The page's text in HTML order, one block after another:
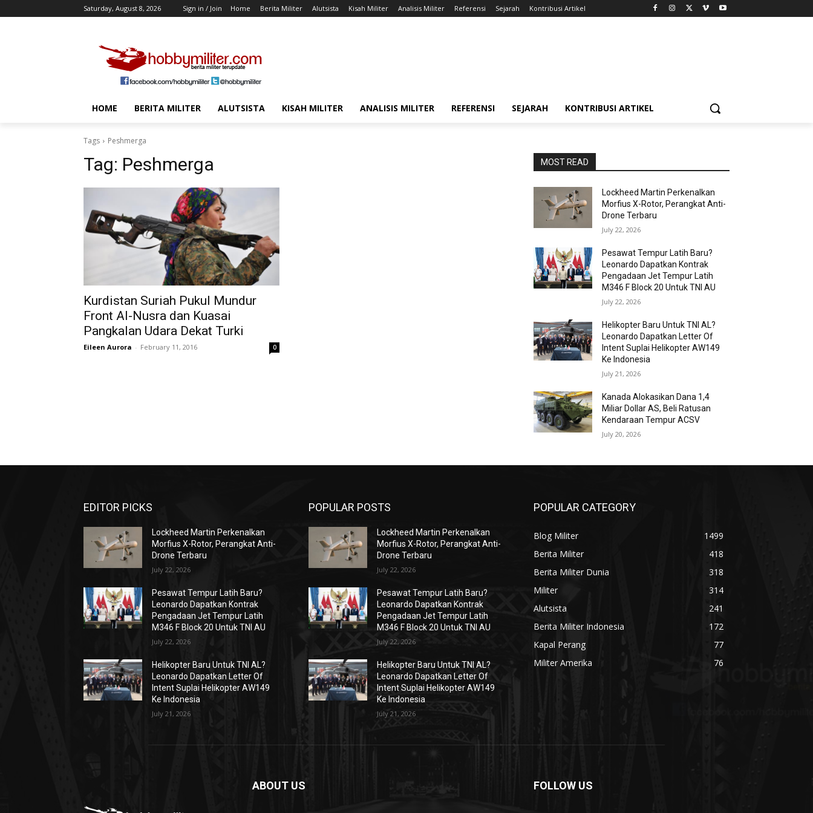
Saturday, August 8, 2026 Sign in / Join Home Berita Militer Alutsista Kisah Militer Analisis Militer Referensi Sejarah Kontribusi Artikel
HOME BERITA MILITER ALUTSISTA KISAH MILITER ANALISIS MILITER REFERENSI SEJARAH KONTRIBUSI ARTIKEL
Tags Peshmerga
Tag: Peshmerga
Kurdistan Suriah Pukul Mundur
Front Al-Nusra dan Kuasai
Pangkalan Udara Dekat Turki
Eileen Aurora - February 11, 2016 0
MOST READ
Lockheed Martin Perkenalkan
Morfius X-Rotor, Perangkat Anti-
Drone Terbaru
July 22, 2026
Pesawat Tempur Latih Baru?
Leonardo Dapatkan Kontrak
Pengadaan Jet Tempur Latih
M346 F Block 20 Untuk TNI AU
July 22, 2026
Helikopter Baru Untuk TNI AL?
Leonardo Dapatkan Letter Of
Intent Suplai Helikopter AW149
Ke Indonesia
July 21, 2026
Kanada Alokasikan Dana 1,4
Miliar Dollar AS, Beli Ratusan
Kendaraan Tempur ACSV
July 20, 2026
EDITOR PICKS
Lockheed Martin Perkenalkan
Morfius X-Rotor, Perangkat Anti-
Drone Terbaru
July 22, 2026
Pesawat Tempur Latih Baru?
Leonardo Dapatkan Kontrak
Pengadaan Jet Tempur Latih
M346 F Block 20 Untuk TNI AU
July 22, 2026
Helikopter Baru Untuk TNI AL?
Leonardo Dapatkan Letter Of
Intent Suplai Helikopter AW149
Ke Indonesia
July 21, 2026
POPULAR POSTS
Lockheed Martin Perkenalkan
Morfius X-Rotor, Perangkat Anti-
Drone Terbaru
July 22, 2026
Pesawat Tempur Latih Baru?
Leonardo Dapatkan Kontrak
Pengadaan Jet Tempur Latih
M346 F Block 20 Untuk TNI AU
July 22, 2026
Helikopter Baru Untuk TNI AL?
Leonardo Dapatkan Letter Of
Intent Suplai Helikopter AW149
Ke Indonesia
July 21, 2026
POPULAR CATEGORY
Blog Militer
1499
Berita Militer
418
Berita Militer Dunia
318
Militer
314
Alutsista
241
Berita Militer Indonesia
172
Kapal Perang
77
Militer Amerika
76
ABOUT US FOLLOW US